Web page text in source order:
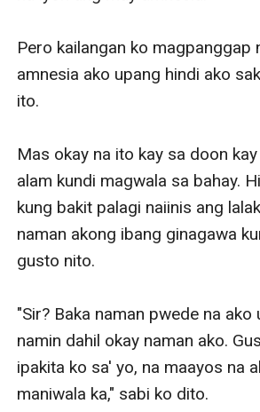
Pero kailangan ko magpanggap
amnesia ako upang hindi ako
ito.
Mas okay na ito kay sa doon
alam kundi magwala sa bahay.
kung bakit palagi naiinis ang
naman akong ibang ginagawa
gusto nito.
"Sir? Baka naman pwede na ako
namin dahil okay naman ako.
ipakita ko sa' yo, na maayos na
maniwala ka," sabi ko dito.